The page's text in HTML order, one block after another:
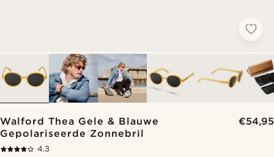
Walford Thea Gele & Blauwe
Gepolariseerde Zonnebril
€54,95
4.3